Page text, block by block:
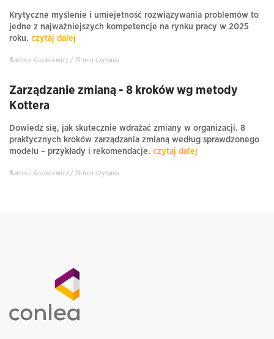
Krytyczne myślenie i umiejetność rozwiązywania problemów to
jedne z najważniejszych kompetencje na rynku pracy w 2025
roku. czytaj dalej
Bartosz Kozakiewicz / 13 min czytania
Zarządzanie zmianą - 8 kroków wg metody
Kottera
Dowiedz się, jak skutecznie wdrażać zmiany w organizacji. 8
praktycznych kroków zarządzania zmianą według sprawdzonego
modelu – przykłady i rekomendacje. czytaj dalej
Bartosz Kozakiewicz / 19 min czytania